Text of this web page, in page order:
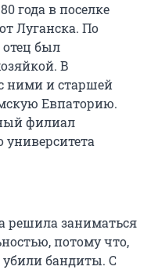
года в поселке
Луганска. По
отец был
В
ними и старшей
Евпаторию.
филиал
университета
решила заниматься
потому что,
убили бандиты. С